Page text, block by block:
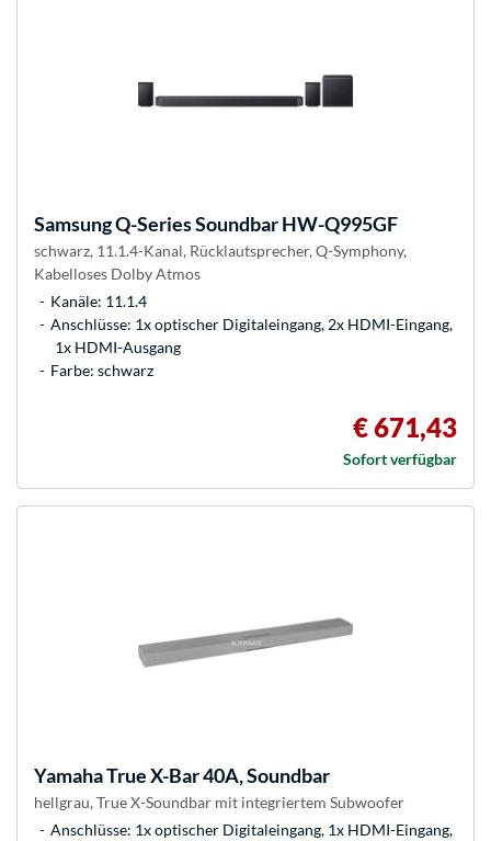
SamsungQ-Series Soundbar HW-Q995GF
schwarz, 11.1.4-Kanal, Rücklautsprecher, Q-Symphony,
Kabelloses Dolby Atmos
Kanäle: 11.1.4
Anschlüsse: 1x optischer Digitaleingang, 2x HDMI-Eingang,
1x HDMI-Ausgang
Farbe: schwarz
€ 671,43
Sofort verfügbar
YamahaTrue X-Bar 40A, Soundbar
hellgrau, True X-Soundbar mit integriertem Subwoofer
Anschlüsse: 1x optischer Digitaleingang, 1x HDMI-Eingang,